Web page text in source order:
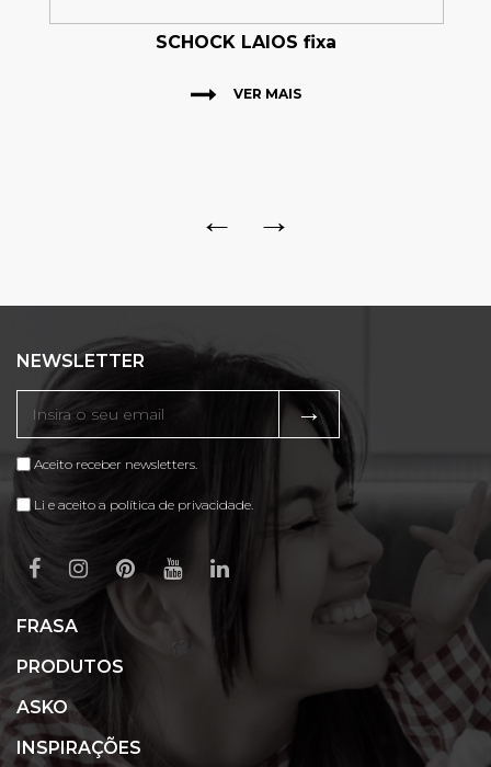
SCHOCK LAIOS fixa
VER MAIS
← →
NEWSLETTER
→
Aceito receber newsletters.
Li e aceito a política de privacidade.
FRASA
PRODUTOS
ASKO
INSPIRAÇÕES